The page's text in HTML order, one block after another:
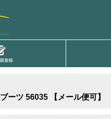
ーツ 56035 【メール便可】